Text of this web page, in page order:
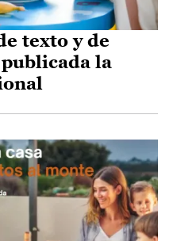
texto y de
la